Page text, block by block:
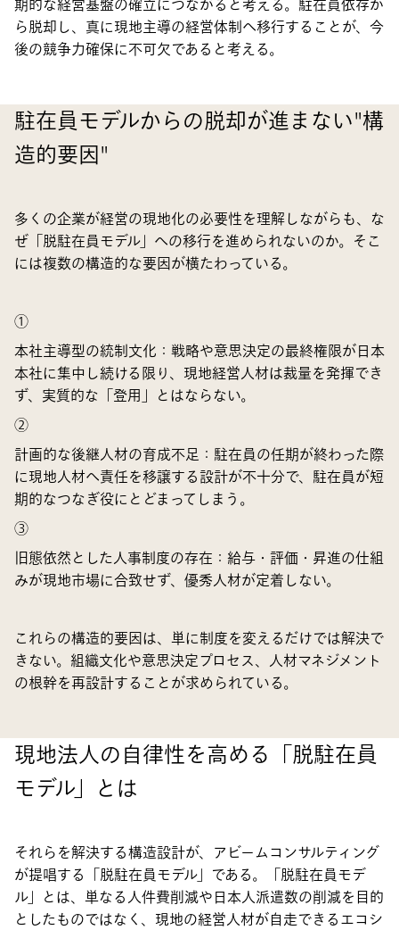
期的な経営基盤の確立につながると考える。駐在員依存か
ら脱却し、真に現地主導の経営体制へ移行することが、今
後の競争力確保に不可欠であると考える。
駐在員モデルからの脱却が進まない"構
造的要因"
多くの企業が経営の現地化の必要性を理解しながらも、な
ぜ「脱駐在員モデル」への移行を進められないのか。そこ
には複数の構造的な要因が横たわっている。
①
本社主導型の統制文化： 戦略や意思決定の最終権限が日本
本社に集中し続ける限り、現地経営人材は裁量を発揮でき
ず、実質的な「登用」とはならない。
②
計画的な後継人材の育成不足： 駐在員の任期が終わった際
に現地人材へ責任を移譲する設計が不十分で、駐在員が短
期的なつなぎ役にとどまってしまう。
③
旧態依然とした人事制度の存在： 給与・評価・昇進の仕組
みが現地市場に合致せず、優秀人材が定着しない。
これらの構造的要因は、単に制度を変えるだけでは解決で
きない。組織文化や意思決定プロセス、人材マネジメント
の根幹を再設計することが求められている。
現地法人の自律性を高める「脱駐在員
モデル」とは
それらを解決する構造設計が、アビームコンサルティング
が提唱する「脱駐在員モデル」である。「脱駐在員モデ
ル」とは、単なる人件費削減や日本人派遣数の削減を目的
としたものではなく、現地の経営人材が自走できるエコシ